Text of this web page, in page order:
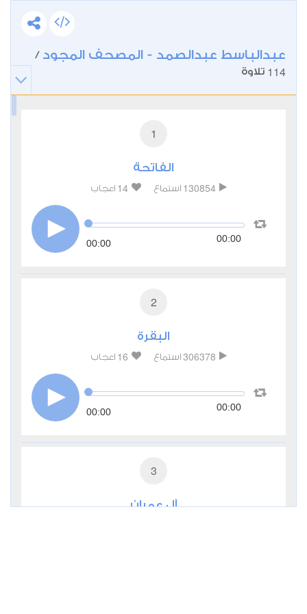
عبدالباسط عبدالصمد - المصحف المجود /
114 تلاوة
1
الفاتحة
130854 استماع 14 اعجاب
00:00 00:00
2
البقرة
306378 استماع 16 اعجاب
00:00 00:00
3
آل عمران